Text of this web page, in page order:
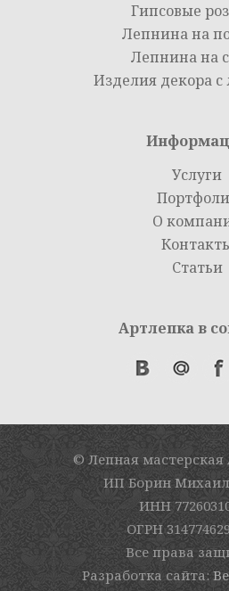
Гипсовые
Лепнина на
Лепнина на
Изделия декора
Услуги
О
Статьи
Артлепка в
© Лепная мастерская
ИП Борин
ИНН
ОГРН
Все права
Разработка сайта: